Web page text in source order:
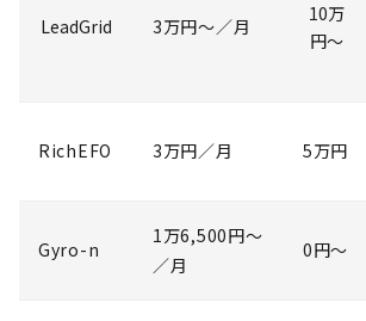
LeadGrid 3万円～／月
10万
円～
RichEFO 3万円／月 5万円
Gyro-n
1万6,500円〜
／月
0円〜